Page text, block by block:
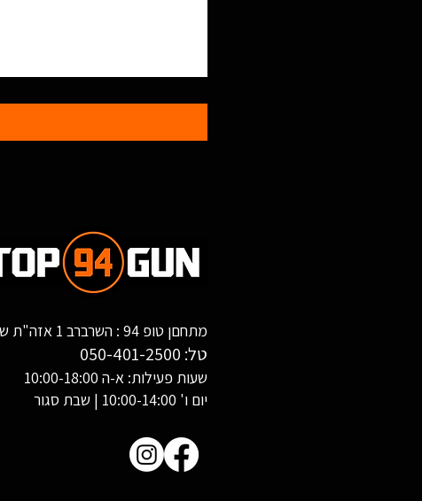
מתחםן טופ 94 : השרברב 1 אזה"ת שחורת, אילת
טל: 050-401-2500
שעות פעילות: א-ה 10:00-18:00
יום ו' 10:00-14:00 | שבת סגור